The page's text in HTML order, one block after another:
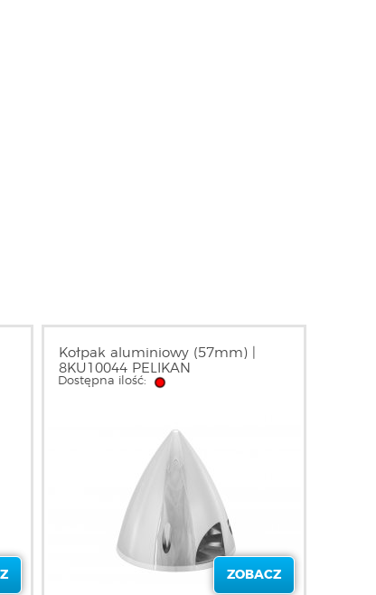
Kołpak aluminiowy (57mm) |
8KU10044 PELIKAN
Dostępna ilość:
ZOBACZ